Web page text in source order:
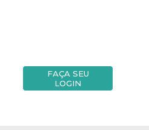
FAÇA SEU
LOGIN